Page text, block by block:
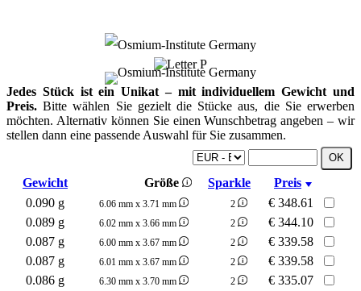
Jedes Stück ist ein Unikat – mit individuellem Gewicht und
Preis. Bitte wählen Sie gezielt die Stücke aus, die Sie erwerben
möchten. Alternativ können Sie einen Wunschbetrag angeben – wir
stellen dann eine passende Auswahl für Sie zusammen.
Gewicht Größe Sparkle
Preis
0.090 g
6.06 mm x 3.71 mm 2 € 348.61
0.089 g
6.02 mm x 3.66 mm 2 € 344.10
0.087 g
6.00 mm x 3.67 mm 2 € 339.58
0.087 g
6.01 mm x 3.67 mm 2 € 339.58
0.086 g
6.30 mm x 3.70 mm 2 € 335.07